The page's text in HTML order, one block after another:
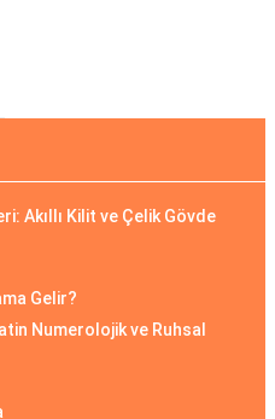
Akıllı Kilit ve Çelik Gövde
Gelir?
Numerolojik ve Ruhsal